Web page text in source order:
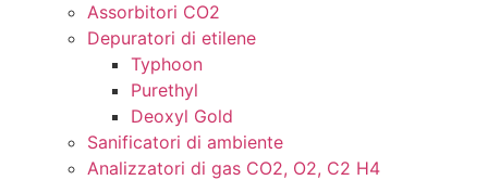
Assorbitori CO2
Depuratori di etilene
Typhoon
Purethyl
Deoxyl Gold
Sanificatori di ambiente
Analizzatori di gas CO2, O2, C2 H4